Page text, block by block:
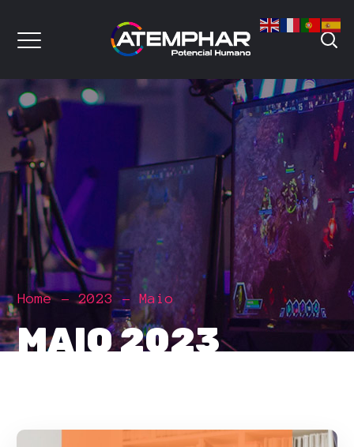
Home 2023 Maio
MAIO 2023